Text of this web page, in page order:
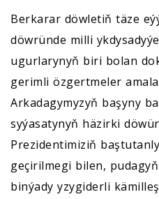
Berkarar döwletiň täze
döwründe milli
ugurlarynyň biri bolan
gerimli özgertmeler
Arkadagymyzyň başyny
syýasatynyň häzirki
Prezidentimiziň
geçirilmegi bilen,
binýady yzygiderli